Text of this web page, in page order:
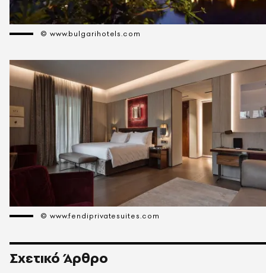
© www.bulgarihotels.com
© www.fendiprivatesuites.com
Σχετικό Άρθρο